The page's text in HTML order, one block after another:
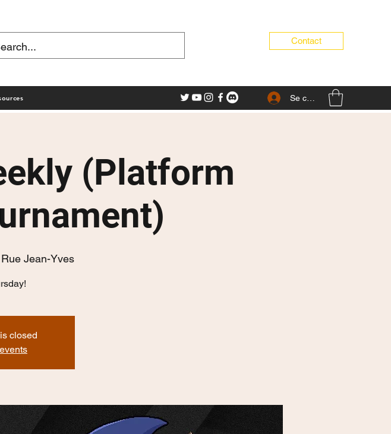
Contact
Se connecter
(Platform
Jean-Yves
closed